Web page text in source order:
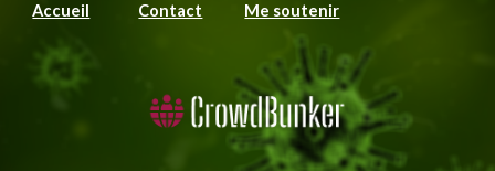
Accueil Contact Me soutenir